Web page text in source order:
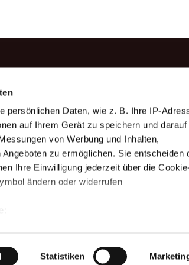
persönlichen Daten, wie z. B. Ihre IP-
auf Ihrem Gerät zu speichern und
von Werbung und Inhalten,
zu ermöglichen. Sie entscheiden
Ihre Einwilligung jederzeit über die
ändern oder widerrufen
Merkmalen (Fingerprinting)
Statistiken
175
Produktion
Zahlung
Über uns
Versand
Rahmenbedingungen